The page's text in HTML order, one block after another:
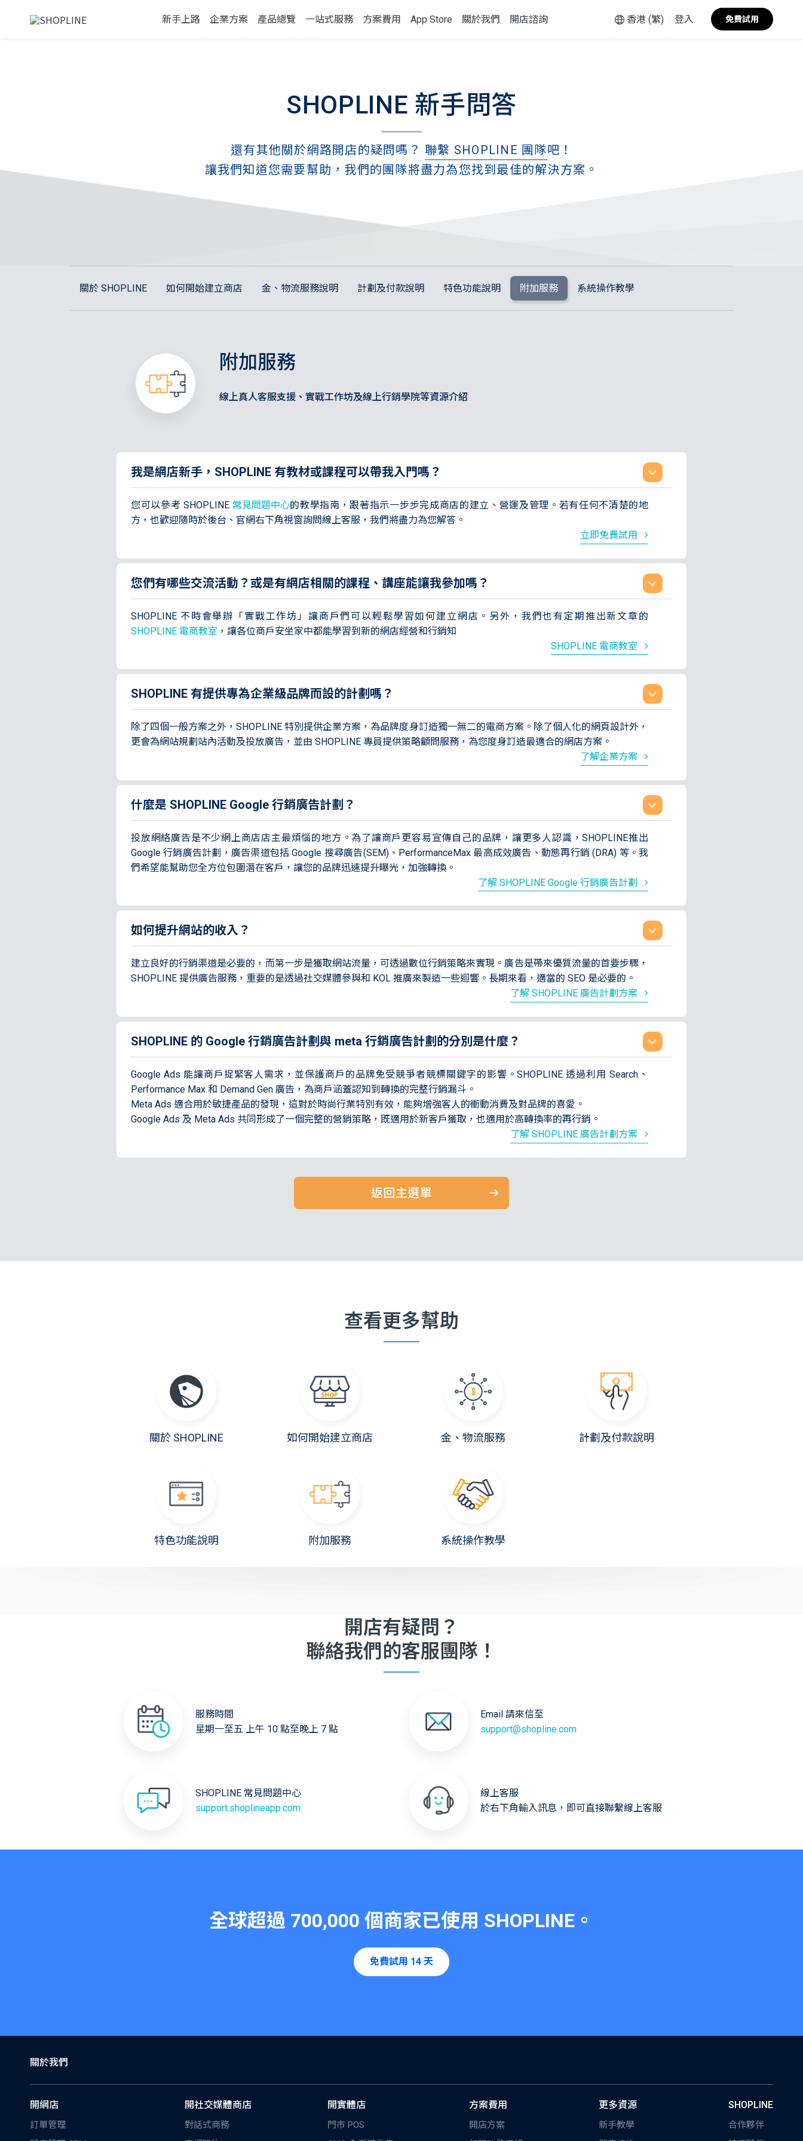
新手上路 企業方案 產品總覽 一站式服務 方案費用 App Store 關於我們 開店諮詢 香港 (繁) 登入 免費試用
SHOPLINE 新手問答
還有其他關於網路開店的疑問嗎？ 聯繫 SHOPLINE 團隊吧！
讓我們知道您需要幫助，我們的團隊將盡力為您找到最佳的解決方案。
關於 SHOPLINE 如何開始建立商店 金、物流服務說明 計劃及付款說明 特色功能說明 附加服務 系統操作教學
附加服務
線上真人客服支援、實戰工作坊及線上行銷學院等資源介紹
我是網店新手，SHOPLINE 有教材或課程可以帶我入門嗎？
您可以參考 SHOPLINE 常見問題中心的教學指南，跟著指示一步步完成商店的建立、營運及管理。若有任何不清楚的地
方，也歡迎隨時於後台、官網右下角視窗詢問線上客服，我們將盡力為您解答。
立即免費試用
您們有哪些交流活動？或是有網店相關的課程、講座能讓我參加嗎？
SHOPLINE 不時會舉辦「實戰工作坊」讓商戶們可以輕鬆學習如何建立網店。另外，我們也有定期推出新文章的
SHOPLINE 電商教室 ，讓各位商戶安坐家中都能學習到新的網店經營和行銷知
SHOPLINE 電商教室
SHOPLINE 有提供專為企業級品牌而設的計劃嗎？
除了四個一般方案之外，SHOPLINE 特別提供企業方案，為品牌度身訂造獨一無二的電商方案。除了個人化的網頁設計外，
更會為網站規劃站內活動及投放廣告，並由 SHOPLINE 專員提供策略顧問服務，為您度身訂造最適合的網店方案。
了解企業方案
什麼是 SHOPLINE Google 行銷廣告計劃？
投放網絡廣告是不少網上商店店主最煩惱的地方。為了讓商戶更容易宣傳自己的品牌，讓更多人認識，SHOPLINE推出
Google 行銷廣告計劃，廣告渠道包括 Google 搜尋廣告(SEM)、PerformanceMax 最高成效廣告、動態再行銷 (DRA) 等。我
們希望能幫助您全方位包圍潛在客戶，讓您的品牌迅速提升曝光，加強轉換。
了解 SHOPLINE Google 行銷廣告計劃
如何提升網站的收入？
建立良好的行銷渠道是必要的，而第一步是獲取網站流量，可透過數位行銷策略來實現。廣告是帶來優質流量的首要步驟，
SHOPLINE 提供廣告服務，重要的是透過社交媒體參與和 KOL 推廣來製造一些迴響。長期來看，適當的 SEO 是必要的。
了解 SHOPLINE 廣告計劃方案
SHOPLINE 的 Google 行銷廣告計劃與 meta 行銷廣告計劃的分別是什麼？
Google Ads 能讓商戶捉緊客人需求，並保護商戶的品牌免受競爭者競標關鍵字的影響。SHOPLINE 透過利用 Search、
Performance Max 和 Demand Gen 廣告，為商戶涵蓋認知到轉換的完整行銷漏斗。
Meta Ads 適合用於敏捷產品的發現，這對於時尚行業特別有效，能夠增強客人的衝動消費及對品牌的喜愛。
Google Ads 及 Meta Ads 共同形成了一個完整的營銷策略，既適用於新客戶獲取，也適用於高轉換率的再行銷。
了解 SHOPLINE 廣告計劃方案
返回主選單
查看更多幫助
關於 SHOPLINE 如何開始建立商店 金、物流服務 計劃及付款說明
特色功能說明 附加服務 系統操作教學
開店有疑問？
聯絡我們的客服團隊！
服務時間
星期一至五 上午 10 點至晚上 7 點
Email 請來信至
support@shopline.com
SHOPLINE 常見問題中心
support.shoplineapp.com
線上客服
於右下角輸入訊息，即可直接聯繫線上客服
全球超過 700,000 個商家已使用 SHOPLINE 。
免費試用 14 天
關於我們
開網店
訂單管理
開社交媒體商店
對話式商務
開實體店
門市 POS
方案費用
開店方案
更多資源
新手教學
SHOPLINE
合作夥伴